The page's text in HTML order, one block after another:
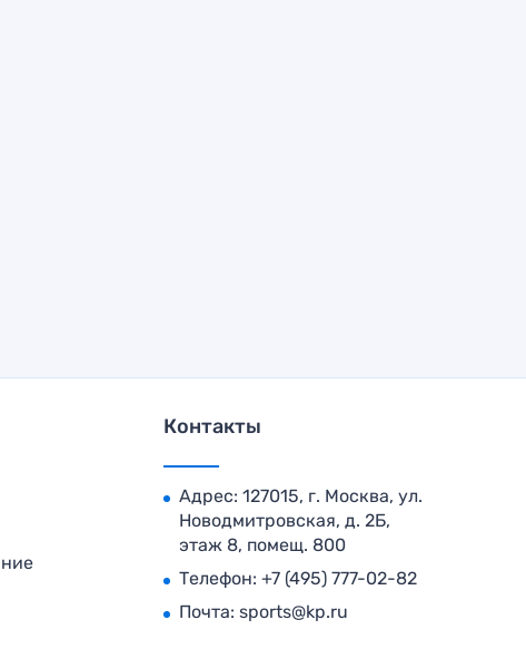
Контакты
Адрес: 127015, г. Москва, ул.
Новодмитровская, д. 2Б,
этаж 8, помещ. 800
Телефон: +7 (495) 777-02-82
Почта: sports@kp.ru